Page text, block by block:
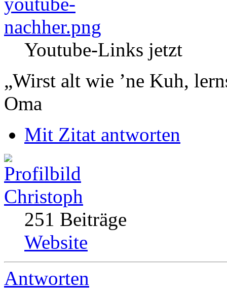
Youtube-Links jetzt
„Wirst alt wie ’ne Kuh,
Oma
Mit Zitat antworten
Christoph
251 Beiträge
Website
Antworten